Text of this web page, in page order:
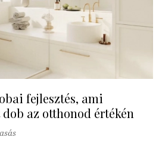
fejlesztés, ami
az otthonod értékén